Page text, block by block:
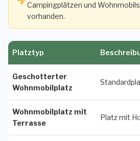
Campingplätzen und
vorhanden.
Platztyp
Geschotterter
Wohnmobilplatz
Wohnmobilplatz mit
Terrasse
Platz mit